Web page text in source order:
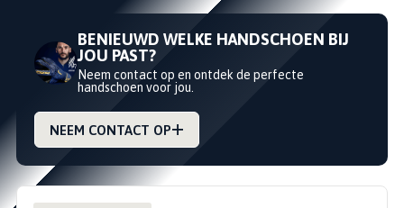
BENIEUWD WELKE HANDSCHOEN BIJ
JOU PAST?
Neem contact op en ontdek de perfecte
handschoen voor jou.
NEEM CONTACT OP